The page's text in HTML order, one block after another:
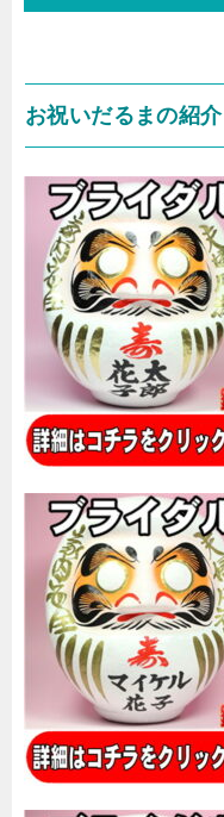
お祝いだるまの紹介